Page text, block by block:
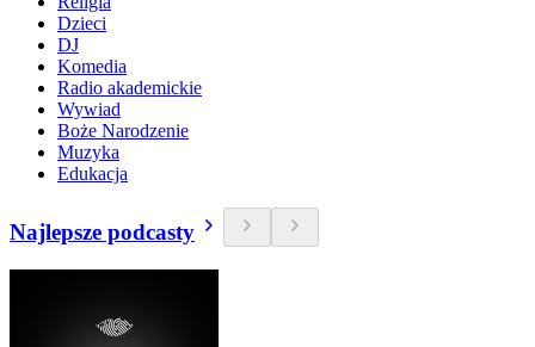
Dzieci
DJ
Komedia
Radio akademickie
Wywiad
Boże Narodzenie
Muzyka
Edukacja
Najlepsze podcasty